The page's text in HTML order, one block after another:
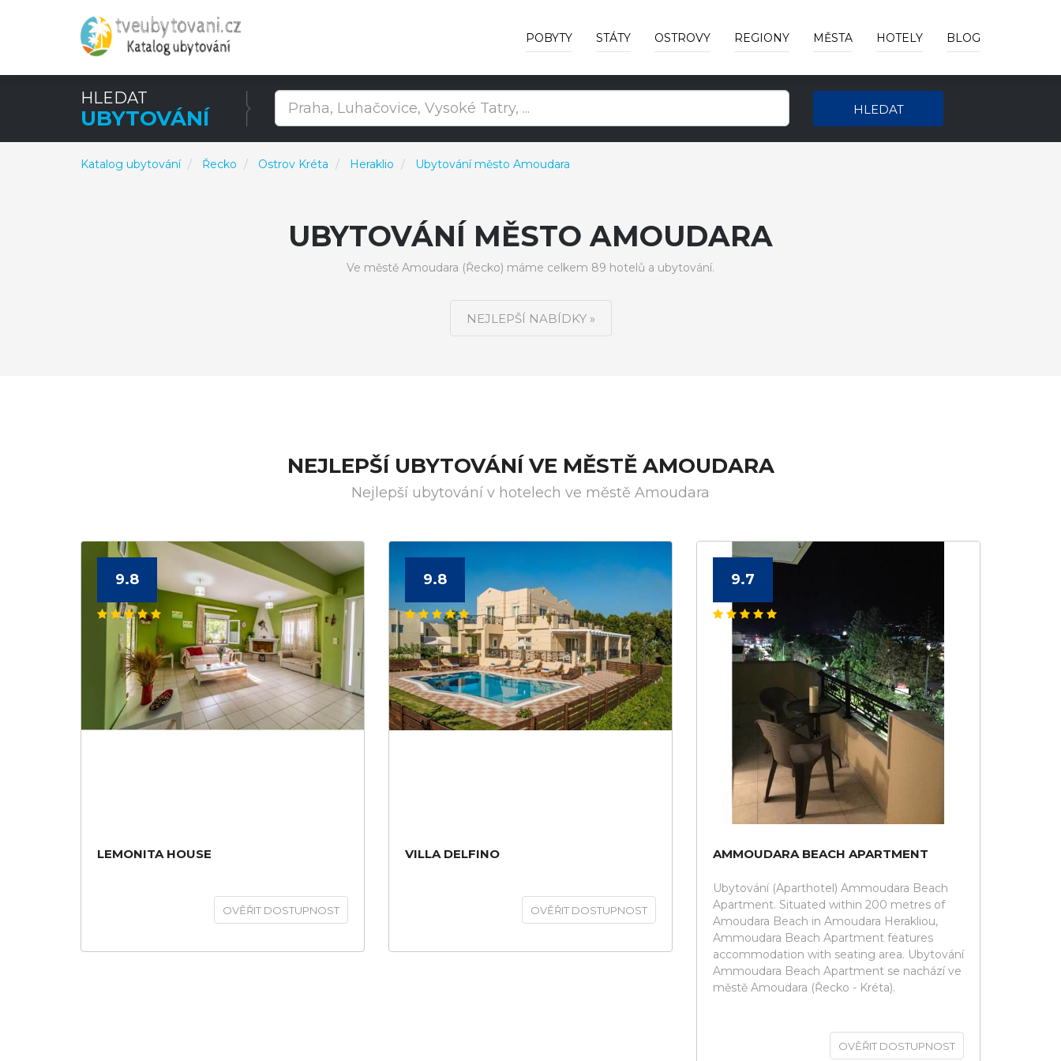
POBYTY STÁTY OSTROVY REGIONY MĚSTA HOTELY BLOG
HLEDAT
UBYTOVÁNÍ HLEDAT
Katalog ubytování Řecko Ostrov Kréta Heraklio Ubytování město Amoudara
UBYTOVÁNÍ MĚSTO AMOUDARA
Ve městě Amoudara (Řecko) máme celkem 89 hotelů a ubytování.
NEJLEPŠÍ NABÍDKY »
NEJLEPŠÍ UBYTOVÁNÍ VE MĚSTĚ AMOUDARA
Nejlepší ubytování v hotelech ve městě Amoudara
9.8
LEMONITA HOUSE
OVĚŘIT DOSTUPNOST
9.8
VILLA DELFINO
OVĚŘIT DOSTUPNOST
9.7
AMMOUDARA BEACH APARTMENT
Ubytování (Aparthotel) Ammoudara Beach
Apartment. Situated within 200 metres of
Amoudara Beach in Amoudara Herakliou,
Ammoudara Beach Apartment features
accommodation with seating area. Ubytování
Ammoudara Beach Apartment se nachází ve
městě Amoudara (Řecko - Kréta).
OVĚŘIT DOSTUPNOST